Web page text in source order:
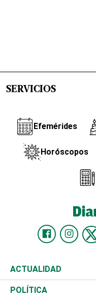
SERVICIOS
Efemérides
Horóscopos
ACTUALIDAD
Nacional
POLÍTICA